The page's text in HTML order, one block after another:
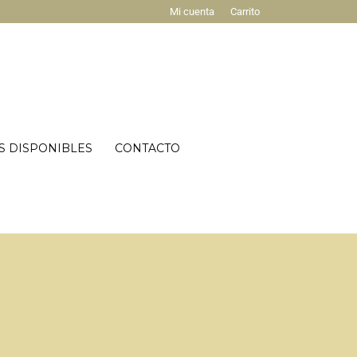
Mi cuenta Carrito
DISPONIBLES CONTACTO